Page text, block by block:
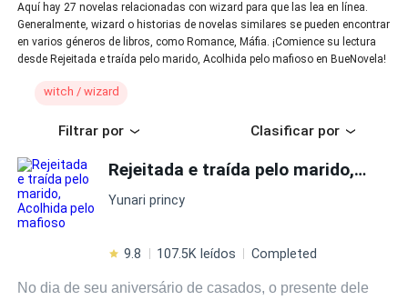
Aquí hay 27 novelas relacionadas con wizard para que las lea en línea.
Generalmente, wizard o historias de novelas similares se pueden encontrar
en varios géneros de libros, como Romance, Máfia. ¡Comience su lectura
desde Rejeitada e traída pelo marido, Acolhida pelo mafioso en BueNovela!
witch / wizard
Filtrar por Clasificar por
Rejeitada e traída pelo marido, Acolhida pelo mafioso
Yunari princy
9.8 107.5K leídos Completed
No dia de seu aniversário de casados, o presente dele